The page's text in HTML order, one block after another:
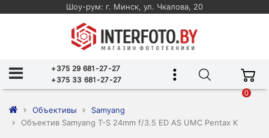
Шоу-рум: г. Минск, ул. Чкалова, 20
+375 29 681-27-27
+375 33 681-27-27
0
Объективы
Samyang
Объектив Samyang T-S 24mm f/3.5 ED AS UMC Pentax K